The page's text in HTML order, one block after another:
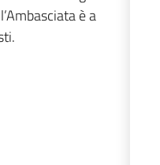
è a